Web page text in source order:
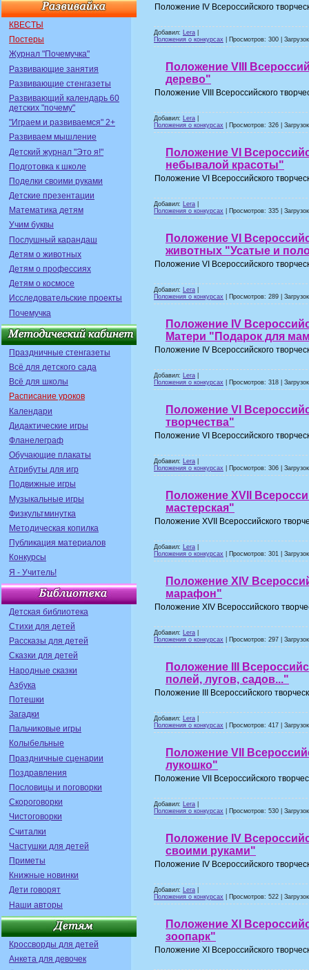
КВЕСТЫ
Постеры
Журнал "Почемучка"
Развивающие занятия
Развивающие стенгазеты
Развивающий календарь 60
детских "почему"
"Играем и развиваемся" 2+
Развиваем мышление
Детский журнал "Это я!"
Подготовка к школе
Поделки своими руками
Детские презентации
Математика детям
Учим буквы
Послушный карандаш
Детям о животных
Детям о профессиях
Детям о космосе
Исследовательские проекты
Почемучка
Праздничные стенгазеты
Всё для детского сада
Всё для школы
Расписание уроков
Календари
Дидактические игры
Фланелеграф
Обучающие плакаты
Атрибуты для игр
Подвижные игры
Музыкальные игры
Физкультминутка
Методическая копилка
Публикация материалов
Конкурсы
Я - Учитель!
Детская библиотека
Стихи для детей
Рассказы для детей
Сказки для детей
Народные сказки
Азбука
Потешки
Загадки
Пальчиковые игры
Колыбельные
Праздничные сценарии
Поздравления
Пословицы и поговорки
Скороговорки
Чистоговорки
Считалки
Частушки для детей
Приметы
Книжные новинки
Дети говорят
Наши авторы
Кроссворды для детей
Анкета для девочек
Положение IV Всероссийского
Добавил: Lera
Положения о конкурсах | Просмотров: 300 |
Положение VIII
дерево"
Положение VIII Всероссийского
Добавил: Lera
Положения о конкурсах | Просмотров: 326 |
Положение VI
небывалой красоты"
Положение VI Всероссийского
Добавил: Lera
Положения о конкурсах | Просмотров: 335 |
Положение VI
животных "Усатые и
Положение VI Всероссийского
Добавил: Lera
Положения о конкурсах | Просмотров: 289 |
Положение IV
Матери "Подарок для
Положение IV Всероссийского
Добавил: Lera
Положения о конкурсах | Просмотров: 318 |
Положение VI
творчества"
Положение VI Всероссийского
Добавил: Lera
Положения о конкурсах | Просмотров: 306 |
Положение XVII
мастерская"
Положение XVII Всероссийского
Добавил: Lera
Положения о конкурсах | Просмотров: 301 |
Положение XIV
марафон"
Положение XIV Всероссийского
Добавил: Lera
Положения о конкурсах | Просмотров: 297 |
Положение III
полей, лугов, садов..."
Положение III Всероссийского
Добавил: Lera
Положения о конкурсах | Просмотров: 417 |
Положение VII
лукошко"
Положение VII Всероссийского
Добавил: Lera
Положения о конкурсах | Просмотров: 530 |
Положение IV
своими руками"
Положение IV Всероссийского
Добавил: Lera
Положения о конкурсах | Просмотров: 522 |
Положение XI
зоопарк"
Положение XI Всероссийского